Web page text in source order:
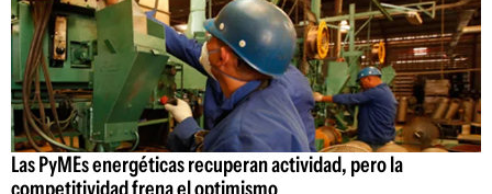
Las PyMEs energéticas recuperan actividad, pero la